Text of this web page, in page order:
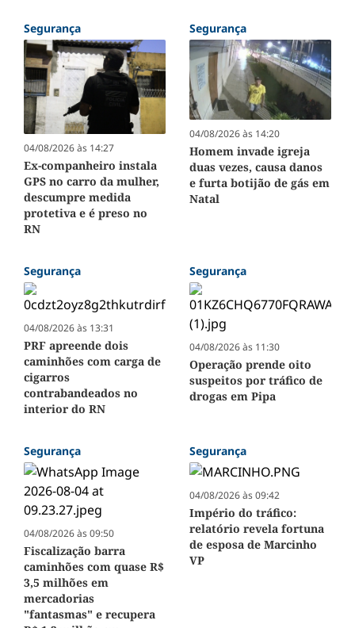
Segurança
04/08/2026 às 14:27
Ex-companheiro instala
GPS no carro da mulher,
descumpre medida
protetiva e é preso no
RN
Segurança
04/08/2026 às 14:20
Homem invade igreja
duas vezes, causa danos
e furta botijão de gás em
Natal
Segurança
04/08/2026 às 13:31
PRF apreende dois
caminhões com carga de
cigarros
contrabandeados no
interior do RN
Segurança
04/08/2026 às 11:30
Operação prende oito
suspeitos por tráfico de
drogas em Pipa
Segurança
04/08/2026 às 09:50
Fiscalização barra
caminhões com quase R$
3,5 milhões em
mercadorias
"fantasmas" e recupera
Segurança
04/08/2026 às 09:42
Império do tráfico:
relatório revela fortuna
de esposa de Marcinho
VP